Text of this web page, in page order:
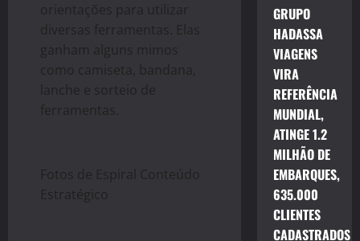
orientações para utilizar
diversas ferramentas. Elas
ganham alguns mimos
como camiseta, bandana,
lanche e sorteio de
ferramentas.
Fotos de Espiral Conteúdo
Estratégico ​
GRUPO
HADASSA
VIAGENS
VIRA
REFERÊNCIA
MUNDIAL,
ATINGE 1.2
MILHÃO DE
EMBARQUES,
635.000
CLIENTES
CADASTRADOS